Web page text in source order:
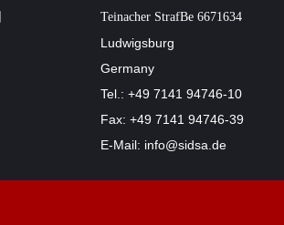
Teinacher StrafBe 6671634
Ludwigsburg
Germany
Tel.: +49 7141 94746-10
Fax: +49 7141 94746-39
E-Mail: info@sidsa.de